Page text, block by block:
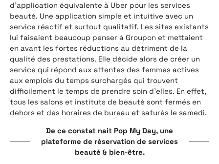
d’application équivalente à Uber pour les services
beauté. Une application simple et intuitive avec un
service réactif et surtout qualitatif. Les sites existants
lui faisaient beaucoup penser à Groupon et mettaient
en avant les fortes réductions au détriment de la
qualité des prestations. Elle décide alors de créer un
service qui répond aux attentes des femmes actives
aux emplois du temps surchargés qui trouvent
difficilement le temps de prendre soin d’elles. En effet,
tous les salons et instituts de beauté sont fermés en
dehors et des horaires de bureau et saturés le samedi.
De ce constat nait Pop My Day, une
plateforme de réservation de services
beauté & bien-être.